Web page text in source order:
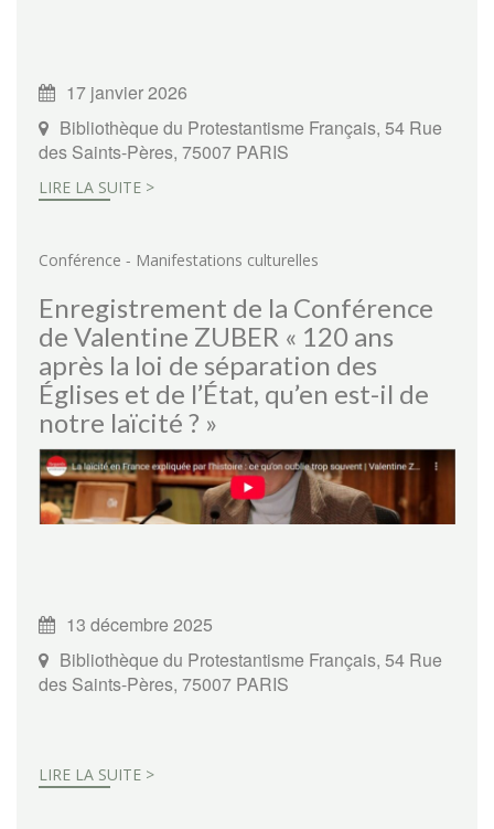
17 janvier 2026
Bibliothèque du Protestantisme Français, 54 Rue
des Saints-Pères, 75007 PARIS
LIRE LA SUITE >
Conférence - Manifestations culturelles
Enregistrement de la Conférence
de Valentine ZUBER « 120 ans
après la loi de séparation des
Églises et de l’État, qu’en est-il de
notre laïcité ? »
13 décembre 2025
Bibliothèque du Protestantisme Français, 54 Rue
des Saints-Pères, 75007 PARIS
LIRE LA SUITE >